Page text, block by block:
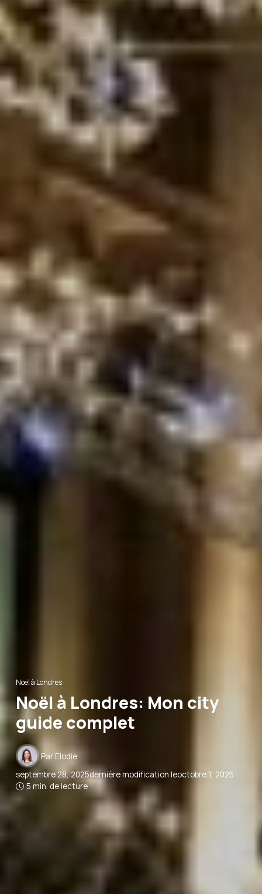
Noël à Londres
Noël à Londres: Mon city
guide complet
Par Elodie
septembre 28, 2025dernière modification leoctobre 1, 2025
5 min. de lecture